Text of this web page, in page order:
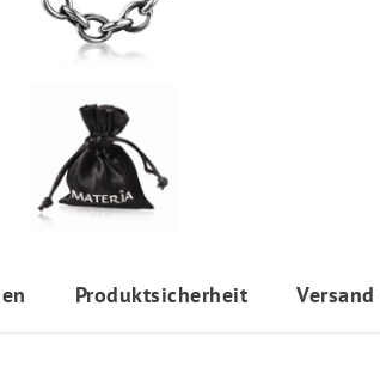
Produktsicherheit